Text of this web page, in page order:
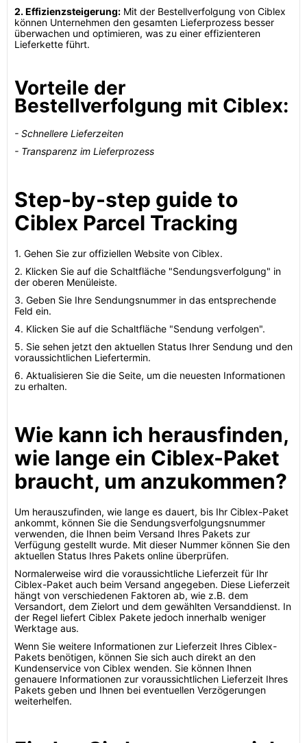
2. Effizienzsteigerung: Mit der Bestellverfolgung von Ciblex
können Unternehmen den gesamten Lieferprozess besser
überwachen und optimieren, was zu einer effizienteren
Lieferkette führt.
Vorteile der
Bestellverfolgung mit Ciblex:
- Schnellere Lieferzeiten
- Transparenz im Lieferprozess
Step-by-step guide to
Ciblex Parcel Tracking
1. Gehen Sie zur offiziellen Website von Ciblex.
2. Klicken Sie auf die Schaltfläche "Sendungsverfolgung" in
der oberen Menüleiste.
3. Geben Sie Ihre Sendungsnummer in das entsprechende
Feld ein.
4. Klicken Sie auf die Schaltfläche "Sendung verfolgen".
5. Sie sehen jetzt den aktuellen Status Ihrer Sendung und den
voraussichtlichen Liefertermin.
6. Aktualisieren Sie die Seite, um die neuesten Informationen
zu erhalten.
Wie kann ich herausfinden,
wie lange ein Ciblex-Paket
braucht, um anzukommen?
Um herauszufinden, wie lange es dauert, bis Ihr Ciblex-Paket
ankommt, können Sie die Sendungsverfolgungsnummer
verwenden, die Ihnen beim Versand Ihres Pakets zur
Verfügung gestellt wurde. Mit dieser Nummer können Sie den
aktuellen Status Ihres Pakets online überprüfen.
Normalerweise wird die voraussichtliche Lieferzeit für Ihr
Ciblex-Paket auch beim Versand angegeben. Diese Lieferzeit
hängt von verschiedenen Faktoren ab, wie z.B. dem
Versandort, dem Zielort und dem gewählten Versanddienst. In
der Regel liefert Ciblex Pakete jedoch innerhalb weniger
Werktage aus.
Wenn Sie weitere Informationen zur Lieferzeit Ihres Ciblex-
Pakets benötigen, können Sie sich auch direkt an den
Kundenservice von Ciblex wenden. Sie können Ihnen
genauere Informationen zur voraussichtlichen Lieferzeit Ihres
Pakets geben und Ihnen bei eventuellen Verzögerungen
weiterhelfen.